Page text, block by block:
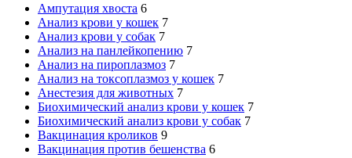
Ампутация хвоста 6
Анализ крови у кошек 7
Анализ крови у собак 7
Анализ на панлейкопению 7
Анализ на пироплазмоз 7
Анализ на токсоплазмоз у кошек 7
Анестезия для животных 7
Биохимический анализ крови у кошек 7
Биохимический анализ крови у собак 7
Вакцинация кроликов 9
Вакцинация против бешенства 6